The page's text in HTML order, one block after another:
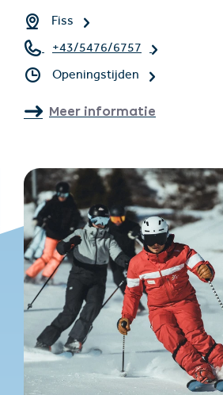
Fiss
+43/5476/6757
Openingstijden
Meer informatie